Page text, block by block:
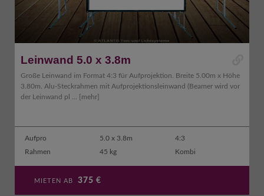
Leinwand 5.0 x 3.8m
Große Leinwand im Format 4:3 für Aufprojektion. Breite 5.00m x Höhe
3.80m. Alu-Steckrahmen mit Aufprojektionsleinwand (Beamer wird vor
der Leinwand pl ...
[mehr]
Aufpro 5.0 x 3.8m
4:3
Rahmen
45 kg Kombi
MIETEN AB 375 €